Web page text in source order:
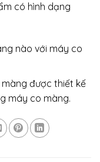
có hình dạng
nào với máy co
được thiết kế
máy co màng.